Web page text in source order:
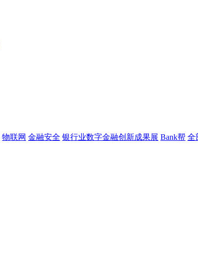
物联网 金融安全 银行业数字金融创新成果展 Bank帮 全